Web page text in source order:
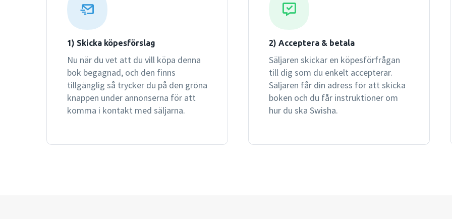
1) Skicka köpesförslag
Nu när du vet att du vill köpa denna
bok begagnad, och den finns
tillgänglig så trycker du på den gröna
knappen under annonserna för att
komma i kontakt med säljarna.
2) Acceptera & betala
Säljaren skickar en köpesförfrågan
till dig som du enkelt accepterar.
Säljaren får din adress för att skicka
boken och du får instruktioner om
hur du ska Swisha.